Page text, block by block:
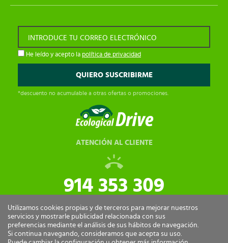
INTRODUCE TU CORREO ELECTRÓNICO
He leído y acepto la política de privacidad
*descuento no acumulable a otras ofertas o promociones.
ATENCIÓN AL CLIENTE
914 353 309
tiendaonline@ecologicaldrive.com
Utilizamos cookies propias y de terceros para mejorar nuestros
servicios y mostrarle publicidad relacionada con sus
preferencias mediante el análisis de sus hábitos de navegación.
Si continua navegando, consideramos que acepta su uso.